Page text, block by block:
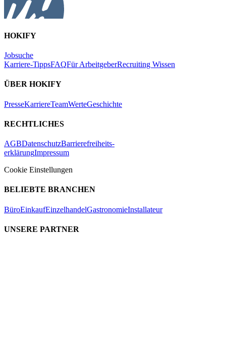
HOKIFY
Jobsuche
Karriere-TippsFAQFür ArbeitgeberRecruiting Wissen
ÜBER HOKIFY
PresseKarriereTeamWerteGeschichte
RECHTLICHES
AGBDatenschutzBarrierefreiheits-
erklärungImpressum
Cookie Einstellungen
BELIEBTE BRANCHEN
BüroEinkaufEinzelhandelGastronomieInstallateur
UNSERE PARTNER